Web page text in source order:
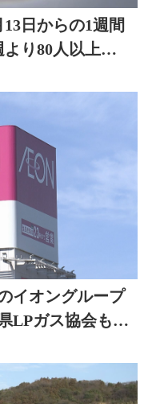
日からの1週間
り80人以上
イオングループ
ガス協会も安